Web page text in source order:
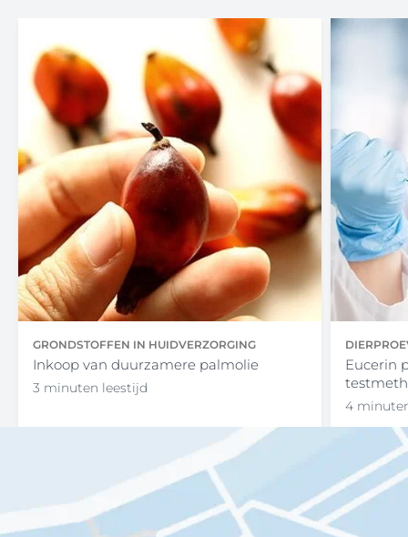
GRONDSTOFFEN IN HUIDVERZORGING
Inkoop van duurzamere palmolie
3 minuten leestijd
Eucerin
4